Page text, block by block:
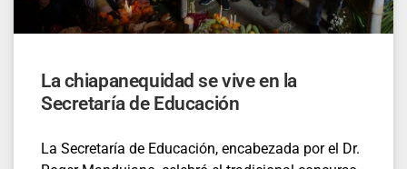
La chiapanequidad se vive en la
Secretaría de Educación
La Secretaría de Educación, encabezada por el Dr.